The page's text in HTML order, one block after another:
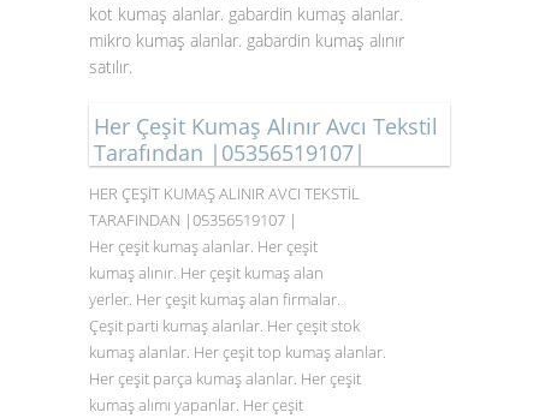
kot kumaş alanlar. gabardin kumaş alanlar.
mikro kumaş alanlar. gabardin kumaş alınır
satılır.
Her Çeşit Kumaş Alınır Avcı Tekstil
Tarafından |05356519107|
HER ÇEŞİT KUMAŞ ALINIR AVCI TEKSTİL
TARAFINDAN |05356519107 |
Her çeşit kumaş alanlar. Her çeşit
kumaş alınır. Her çeşit kumaş alan
yerler. Her çeşit kumaş alan firmalar.
Çeşit parti kumaş alanlar. Her çeşit stok
kumaş alanlar. Her çeşit top kumaş alanlar.
Her çeşit parça kumaş alanlar. Her çeşit
kumaş alımı yapanlar. Her çeşit